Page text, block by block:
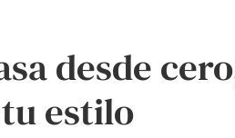
desde
estilo